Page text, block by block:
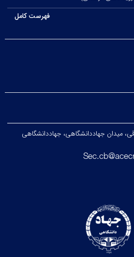
فهرست کامل
میدان جهاددانشگاهی، جهاددانشگاهی